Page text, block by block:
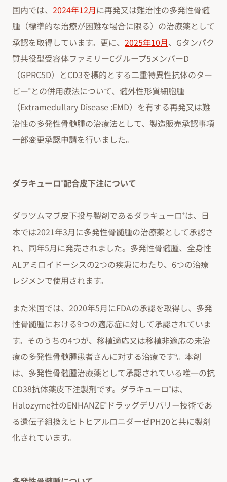
国内では、 2024年12月に再発又は難治性の多発性骨髄
腫（標準的な治療が困難な場合に限る）の治療薬として
承認を取得しています。更に、 2025年10月、Gタンパク
質共役型受容体ファミリーCグループ5メンバーD
（GPRC5D）とCD3を標的とする二重特異性抗体のター
ビー® との併用療法について、髄外性形質細胞腫
（Extramedullary Disease :EMD）を有する再発又は難
治性の多発性骨髄腫の治療法として、製造販売承認事項
一部変更承認申請を行いました。
ダラキューロ®配合皮下注について
ダラツムマブ皮下投与製剤であるダラキューロ®は、日
本では2021年3月に多発性骨髄腫の治療薬として承認さ
れ、同年5月に発売されました。多発性骨髄腫、全身性
ALアミロイドーシスの2つの疾患にわたり、6つの治療
レジメンで使用されます。
また米国では、2020年5月にFDAの承認を取得し、多発
性骨髄腫における9つの適応症に対して承認されていま
す。そのうちの4つが、移植適応又は移植非適応の未治
療の多発性骨髄腫患者さんに対する治療です9。本剤
は、多発性骨髄腫治療薬として承認されている唯一の抗
CD38抗体薬皮下注製剤です。ダラキューロ®は、
Halozyme社のENHANZE® ドラッグデリバリー技術であ
る遺伝子組換えヒトヒアルロニダーゼPH20と共に製剤
化されています。